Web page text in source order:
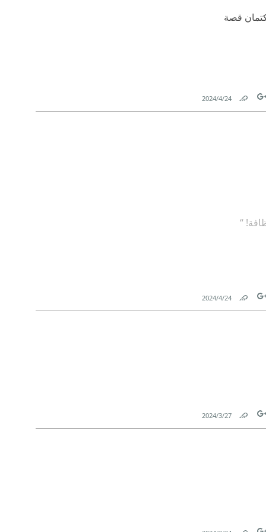
قصة
Link
24‏/4‏/2024
“
Link
24‏/4‏/2024
Link
27‏/3‏/2024